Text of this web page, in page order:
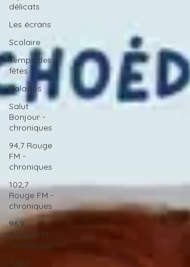
délicats
Les écrans
Scolaire
Temps des
fêtes
Balados
Salut
Bonjour -
chroniques
94,7 Rouge
FM -
chroniques
102,7
Rouge FM -
chroniques
96,9 -
Rouge FM -
Chroniques
105,3